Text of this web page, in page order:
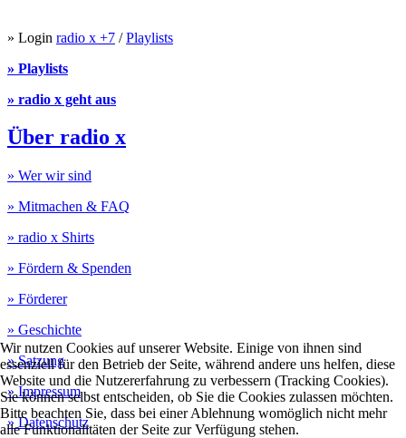
» Login radio x +7 /Playlists
» Playlists
» radio x geht aus
Über radio x
» Wer wir sind
» Mitmachen & FAQ
» radio x Shirts
» Fördern & Spenden
» Förderer
» Geschichte
» Satzung
» Impressum
» Datenschutz
Wir nutzen Cookies auf unserer Website. Einige von ihnen sind
essenziell für den Betrieb der Seite, während andere uns helfen, diese
Website und die Nutzererfahrung zu verbessern (Tracking Cookies).
Sie können selbst entscheiden, ob Sie die Cookies zulassen möchten.
Bitte beachten Sie, dass bei einer Ablehnung womöglich nicht mehr
alle Funktionalitäten der Seite zur Verfügung stehen.